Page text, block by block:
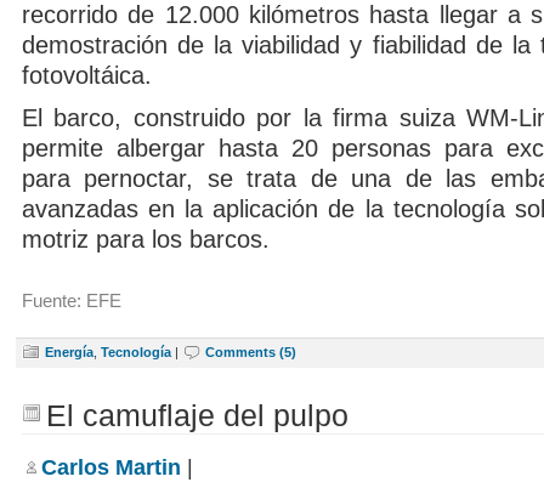
recorrido de 12.000 kilómetros hasta llegar a
demostración de la viabilidad y fiabilidad de la
fotovoltáica.
El barco, construido por la firma suiza WM-
permite albergar hasta 20 personas para
para pernoctar, se trata de una de las
avanzadas en la aplicación de la tecnología
motriz para los barcos.
Fuente: EFE
Energía Tecnología Comments (5)
El camuflaje del pulpo
Carlos Martin